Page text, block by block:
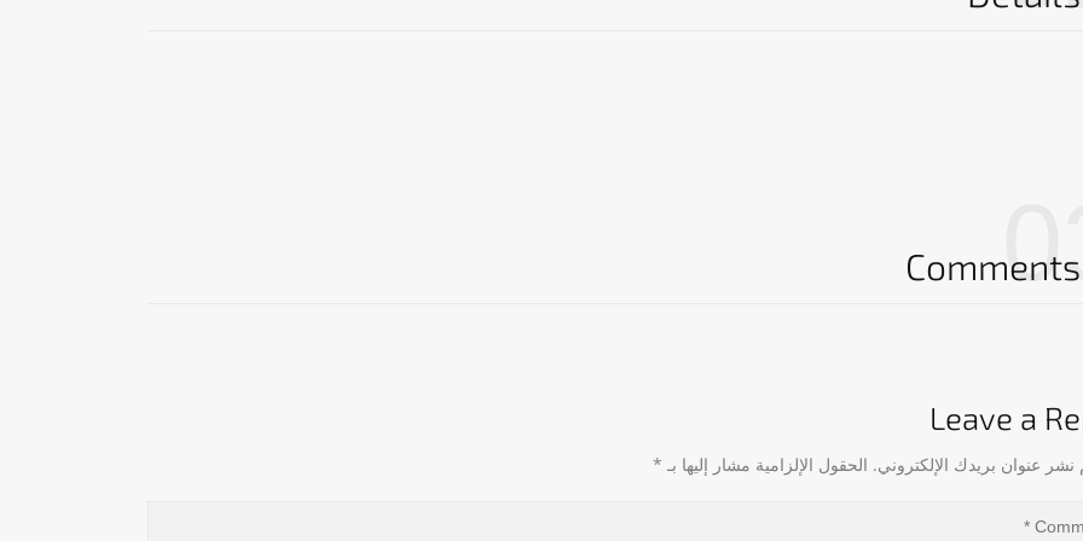
03
Comments
Leave a
نشر عنوان بريدك الإلكتروني. الحقول الإلزامية مشار إليها بـ *